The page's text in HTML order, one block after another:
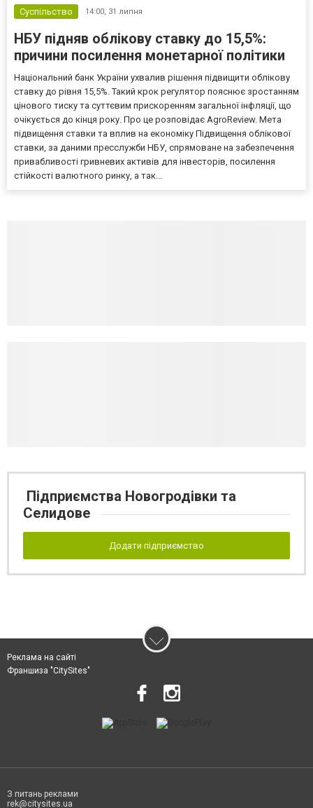
Суспільство 14:00, 31 липня
НБУ підняв облікову ставку до 15,5%:
причини посилення монетарної політики
Національний банк України ухвалив рішення підвищити облікову
ставку до рівня 15,5%. Такий крок регулятор пояснює зростанням
цінового тиску та суттєвим прискоренням загальної інфляції, що
очікується до кінця року. Про це розповідає AgroReview. Мета
підвищення ставки та вплив на економіку Підвищення облікової
ставки, за даними пресслужби НБУ, спрямоване на забезпечення
привабливості гривневих активів для інвесторів, посилення
стійкості валютного ринку, а так...
Підприємства Новогродівки та
Селидове
Додати підприємство
Реклама на сайті
Франшиза "CitySites"
З питань реклами
rek@citysites.ua